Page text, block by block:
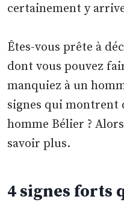
certainement y
Êtes-vous prête à
dont vous pouvez
manquiez à un
signes qui montrent
homme Bélier ?
savoir plus.
4 signes forts